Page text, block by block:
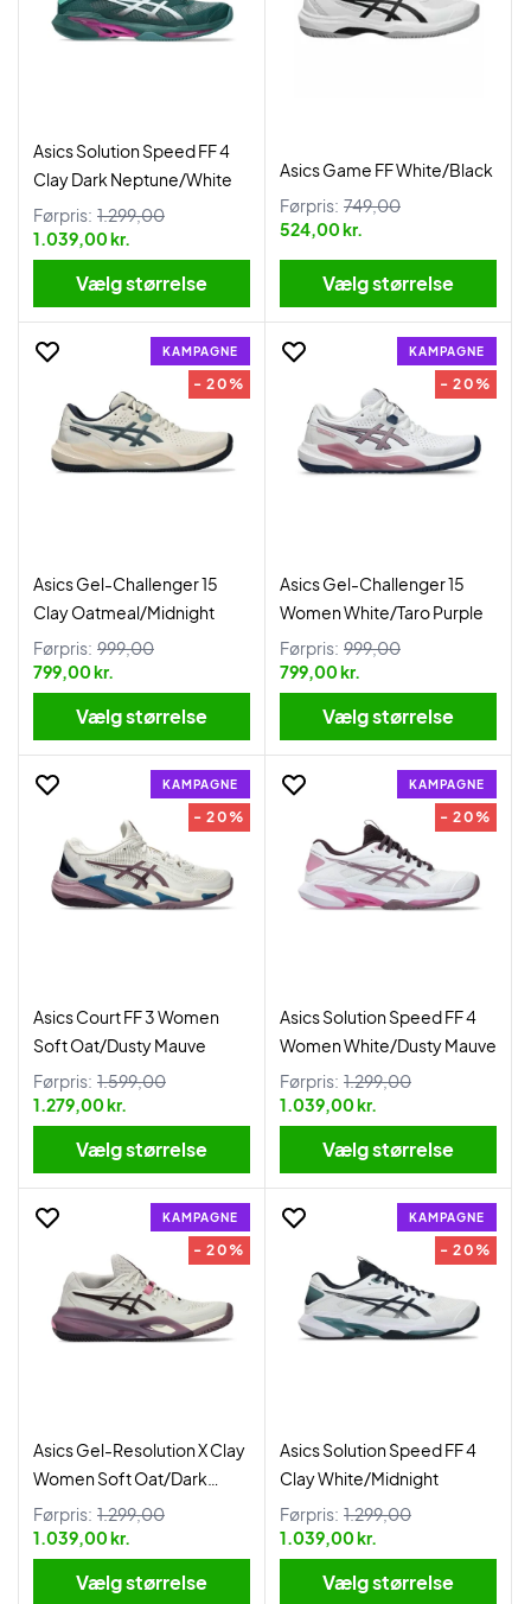
Asics Solution Speed FF 4
Clay Dark Neptune/White
Førpris: 1.299,00
1.039,00 kr.
Vælg størrelse
Asics Game FF White/Black
Førpris: 749,00
524,00 kr.
Vælg størrelse
KAMPAGNE
- 20%
Asics Gel-Challenger 15
Clay Oatmeal/Midnight
Førpris: 999,00
799,00 kr.
Vælg størrelse
KAMPAGNE
- 20%
Asics Gel-Challenger 15
Women White/Taro Purple
Førpris: 999,00
799,00 kr.
Vælg størrelse
KAMPAGNE
- 20%
Asics Court FF 3 Women
Soft Oat/Dusty Mauve
Førpris: 1.599,00
1.279,00 kr.
Vælg størrelse
KAMPAGNE
- 20%
Asics Solution Speed FF 4
Women White/Dusty Mauve
Førpris: 1.299,00
1.039,00 kr.
Vælg størrelse
KAMPAGNE
- 20%
Asics Gel-Resolution X Clay
Women Soft Oat/Dark
Aubergine
Førpris: 1.299,00
1.039,00 kr.
Vælg størrelse
KAMPAGNE
- 20%
Asics Solution Speed FF 4
Clay White/Midnight
Førpris: 1.299,00
1.039,00 kr.
Vælg størrelse